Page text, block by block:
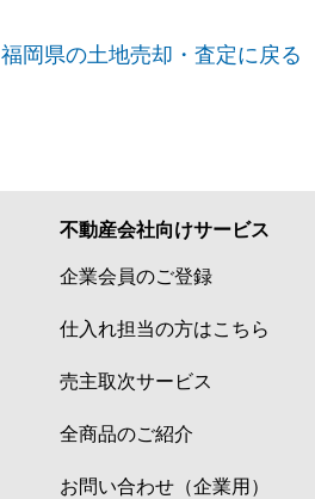
福岡県の土地売却・査定に戻る
不動産会社向けサービス
企業会員のご登録
仕入れ担当の方はこちら
売主取次サービス
全商品のご紹介
お問い合わせ（企業用）